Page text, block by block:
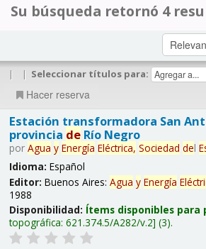
Su búsqueda retornó 4
| | Seleccionar títulos para:
Hacer reserva
Estación transformadora San
provincia deRío Negro
por Agua y Energía Eléctrica, Sociedad del
Idioma: Español
Editor: Buenos Aires: Agua y Energía
1988
Disponibilidad: Ítems disponibles para
topográfica: 621.374.5/A282/v.2 (3).